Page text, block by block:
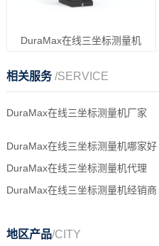
DuraMax在线三坐标测量机
相关服务/SERVICE
DuraMax在线三坐标测量机厂家
DuraMax在线三坐标测量机哪家好
DuraMax在线三坐标测量机代理
DuraMax在线三坐标测量机经销商
地区产品/CITY